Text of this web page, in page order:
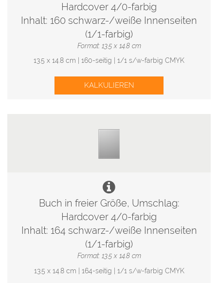
Hardcover 4/0-farbig
Inhalt: 160 schwarz-/weiße Innenseiten
(1/1-farbig)
Format: 13.5 x 14.8 cm
13.5 x 14.8 cm | 160-seitig | 1/1 s/w-farbig CMYK
KALKULIEREN
Buch in freier Größe, Umschlag:
Hardcover 4/0-farbig
Inhalt: 164 schwarz-/weiße Innenseiten
(1/1-farbig)
Format: 13.5 x 14.8 cm
13.5 x 14.8 cm | 164-seitig | 1/1 s/w-farbig CMYK